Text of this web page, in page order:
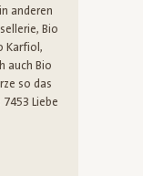
anderen
Bio
Karfiol,
auch Bio
so das
Liebe